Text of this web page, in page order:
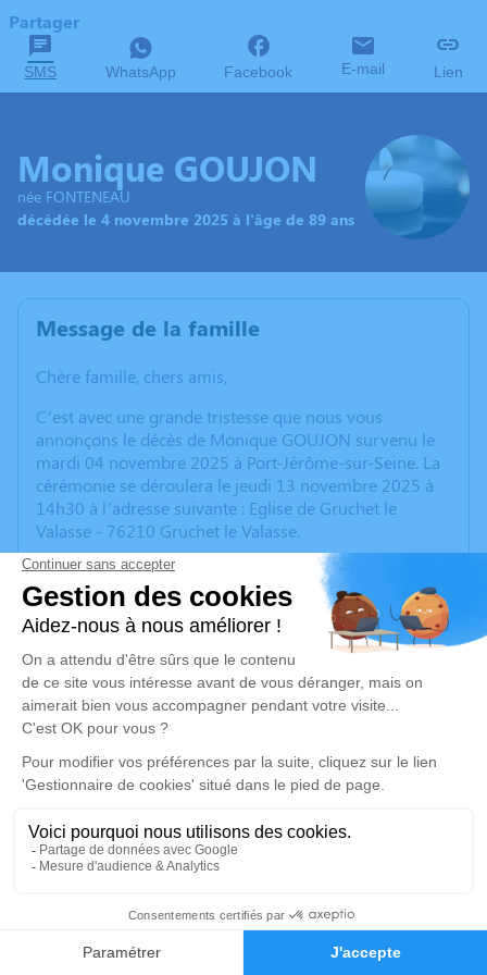
Faire-part Hommages
Partager
SMS WhatsApp Facebook E-mail Lien
Monique GOUJON
née FONTENEAU
décédée le 4 novembre 2025 à l'âge de 89 ans
Message de la famille
Chère famille, chers amis,
C’est avec une grande tristesse que nous vous
annonçons le décès de Monique GOUJON survenu le
mardi 04 novembre 2025 à Port-Jérôme-sur-Seine. La
cérémonie se déroulera le jeudi 13 novembre 2025 à
14h30 à l’adresse suivante : Eglise de Gruchet le
Valasse - 76210 Gruchet le Valasse.
Nous vous invitons à utiliser cet espace pour laisser
vos condoléances, partager des photos souvenirs, une
anecdote ou exprimer vos pensées à travers des
poèmes ou des textes. Cet endroit est un lieu
d'expression dédié à honorer la mémoire de Monique
GOUJON.
jeudi 13 novembre 2025 à 14h30
Eglise de Gruchet le Valasse
Je rends hommage